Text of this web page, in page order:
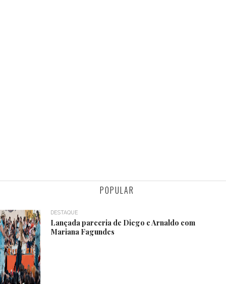
POPULAR
DESTAQUE
Lançada parceria de Diego e Arnaldo com
Mariana Fagundes